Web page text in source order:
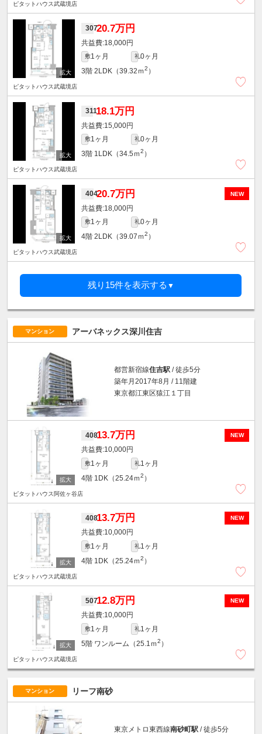
ピタットハウス武蔵境店
30720.7万円
18,000円
敷1ヶ月 礼0ヶ月
3階 2LDK（39.32ｍ2 ）
ピタットハウス武蔵境店
31118.1万円
15,000円
敷1ヶ月 礼0ヶ月
3階 1LDK（34.5ｍ2 ）
ピタットハウス武蔵境店
NEW
40420.7万円
18,000円
敷1ヶ月 礼0ヶ月
4階 2LDK（39.07ｍ2 ）
ピタットハウス武蔵境店
残り15件を表示する ▼
マンション アーバネックス深川住吉
都営新宿線住吉駅 / 徒歩5分
築年月2017年8月 / 11階建
東京都江東区猿江１丁目
NEW
40813.7万円
10,000円
敷1ヶ月 礼1ヶ月
4階 1DK（25.24ｍ2 ）
ピタットハウス阿佐ヶ谷店
NEW
40813.7万円
10,000円
敷1ヶ月 礼1ヶ月
4階 1DK（25.24ｍ2 ）
ピタットハウス武蔵境店
NEW
50712.8万円
10,000円
敷1ヶ月 礼1ヶ月
5階 ワンルーム（25.1ｍ2 ）
ピタットハウス武蔵境店
マンション リーフ南砂
東京メトロ東西線南砂町駅 / 徒歩5分